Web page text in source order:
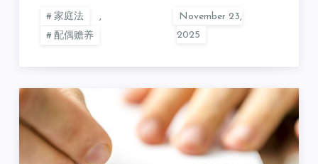
家庭法
,
配偶赡养